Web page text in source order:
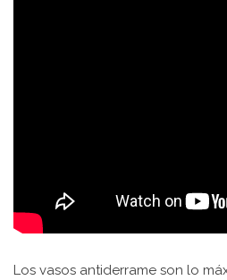
Los vasos antiderrame son lo